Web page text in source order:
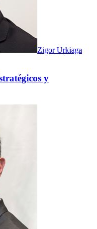
Zigor Urkiaga
y